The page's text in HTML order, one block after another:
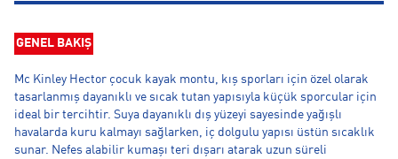
GENEL BAKIŞ
Mc Kinley Hector çocuk kayak montu, kış sporları için özel olarak
tasarlanmış dayanıklı ve sıcak tutan yapısıyla küçük sporcular için
ideal bir tercihtir. Suya dayanıklı dış yüzeyi sayesinde yağışlı
havalarda kuru kalmayı sağlarken, iç dolgulu yapısı üstün sıcaklık
sunar. Nefes alabilir kumaşı teri dışarı atarak uzun süreli